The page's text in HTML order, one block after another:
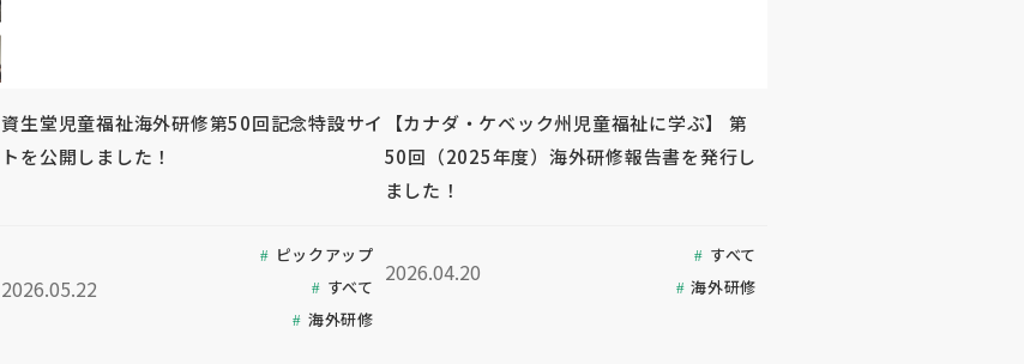
資生堂児童福祉海外研修第50回記念特設サイ
トを公開しました！
2026.05.22
ピックアップ
すべて
海外研修
【カナダ・ケベック州児童福祉に学ぶ】 第
50回（2025年度）海外研修報告書を発行し
ました！
2026.04.20
すべて
海外研修